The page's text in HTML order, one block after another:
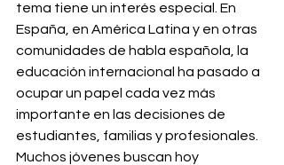
tema tiene un interés especial. En
España, en América Latina y en otras
comunidades de habla española, la
educación internacional ha pasado a
ocupar un papel cada vez más
importante en las decisiones de
estudiantes, familias y profesionales.
Muchos jóvenes buscan hoy